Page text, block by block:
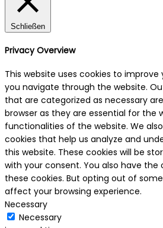
Schließen
Privacy Overview
This website uses cookies to improve
you navigate through the website.
that are categorized as necessary
browser as they are essential for the
functionalities of the website. We
cookies that help us analyze and
this website. These cookies will be
with your consent. You also have
these cookies. But opting out of
affect your browsing experience.
Necessary
Necessary